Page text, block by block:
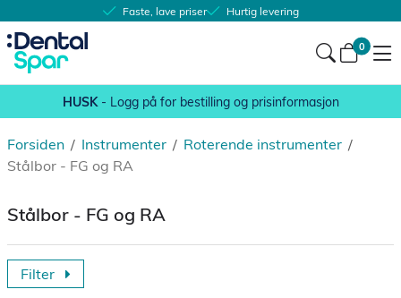
Faste, lave priser Hurtig levering
0
HUSK- Logg på for bestilling og prisinformasjon
/
Forsiden /
Instrumenter /
Roterende instrumenter
Stålbor - FG og RA
Stålbor - FG og RA
Filter